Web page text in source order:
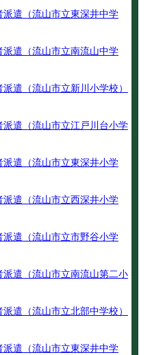
遣（流山市立東深井中学
遣（流山市立南流山中学
遣（流山市立新川小学校）
遣（流山市立江戸川台小学
遣（流山市立東深井小学
遣（流山市立西深井小学
遣（流山市立市野谷小学
遣（流山市立南流山第二小
遣（流山市立北部中学校）
遣（流山市立東深井中学